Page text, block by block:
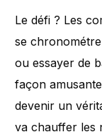
Le défi ? Les
se
ou essayer de
façon
devenir un
va chauffer les